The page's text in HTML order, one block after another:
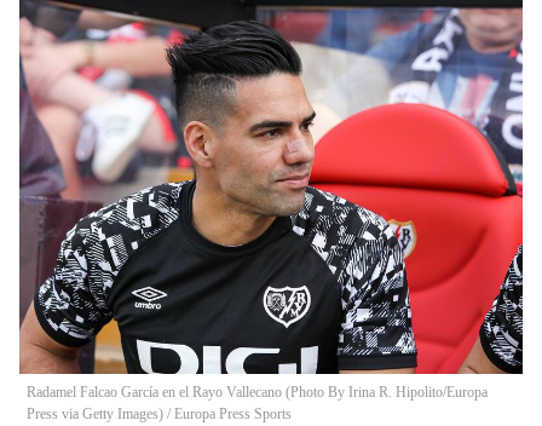
Radamel Falcao García en el Rayo Vallecano (Photo By Irina R. Hipolito/Europa
Press via Getty Images) / Europa Press Sports